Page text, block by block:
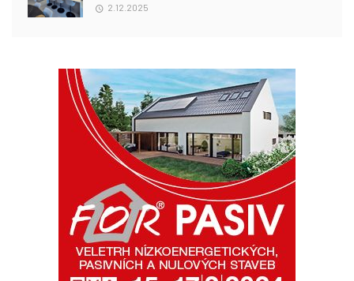
2.12.2025